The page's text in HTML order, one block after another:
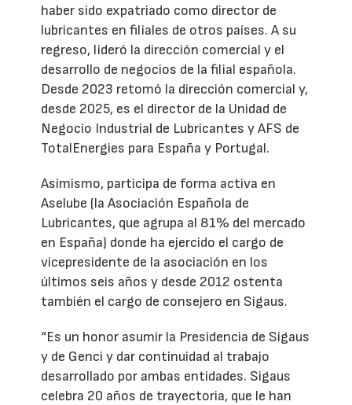
haber sido expatriado como director de
lubricantes en filiales de otros países. A su
regreso, lideró la dirección comercial y el
desarrollo de negocios de la filial española.
Desde 2023 retomó la dirección comercial y,
desde 2025, es el director de la Unidad de
Negocio Industrial de Lubricantes y AFS de
TotalEnergies para España y Portugal.
Asimismo, participa de forma activa en
Aselube (la Asociación Española de
Lubricantes, que agrupa al 81% del mercado
en España) donde ha ejercido el cargo de
vicepresidente de la asociación en los
últimos seis años y desde 2012 ostenta
también el cargo de consejero en Sigaus.
“Es un honor asumir la Presidencia de Sigaus
y de Genci y dar continuidad al trabajo
desarrollado por ambas entidades. Sigaus
celebra 20 años de trayectoria, que le han